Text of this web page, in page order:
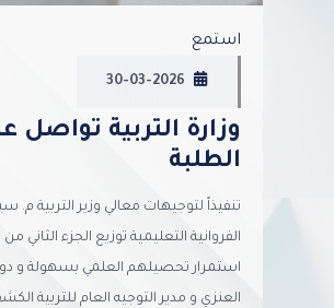
استمع
30-03-2026
وزارة التربية تواصل
الطلبة
تنفيذاً لتوجيهات معالي وزير التربية
الفروانية التعليمية توزيع الجزء
استمرار تحصيلهم العلمي بسهولة و دون
العنزي و مدير التوجيه العام للتربية